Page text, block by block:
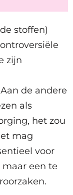
stoffen)
zijn
de andere
als
het zou
mag
voor
een te